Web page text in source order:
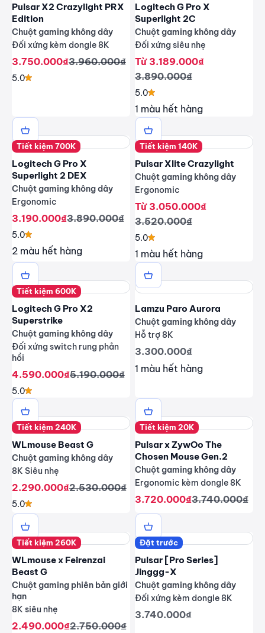
Pulsar X2 Crazylight PRX
Edition
Chuột gaming không dây
Đối xứng kèm dongle 8K
Giá giảm
3.750.000₫Giá thông thường
3.960.000₫
5.0
Logitech G Pro X
Superlight 2C
Chuột gaming không dây
Đối xứng siêu nhẹ
Giá giảm
Từ 3.189.000₫
Giá thông thường
3.890.000₫
5.0
1 màu hết hàng
Tiết kiệm 700K
Logitech G Pro X
Superlight 2 DEX
Chuột gaming không dây
Ergonomic
Giá giảm
3.190.000₫Giá thông thường
3.890.000₫
5.0
2 màu hết hàng
Tiết kiệm 140K
Pulsar Xlite Crazylight
Chuột gaming không dây
Ergonomic
Giá giảm
Từ 3.050.000₫
Giá thông thường
3.520.000₫
5.0
1 màu hết hàng
Tiết kiệm 600K
Logitech G Pro X2
Superstrike
Chuột gaming không dây
Đối xứng switch rung phản
hồi
Giá giảm
4.590.000₫Giá thông thường
5.190.000₫
5.0
Lamzu Paro Aurora
Chuột gaming không dây
Hỗ trợ 8K
Giá giảm
3.300.000₫
1 màu hết hàng
Tiết kiệm 240K
WLmouse Beast G
Chuột gaming không dây
8K Siêu nhẹ
Giá giảm
2.290.000₫Giá thông thường
2.530.000₫
5.0
Tiết kiệm 20K
Pulsar x ZywOo The
Chosen Mouse Gen.2
Chuột gaming không dây
Ergonomic kèm dongle 8K
Giá giảm
3.720.000₫Giá thông
3.740.000₫
Tiết kiệm 260K
WLmouse x Feirenzai
Beast G
Chuột gaming phiên bản giới
hạn
8K siêu nhẹ
Giá giảm
2.490.000₫Giá thông thường
2.750.000₫
Đặt trước
Pulsar [Pro Series]
Jinggg-X
Chuột gaming không dây
Đối xứng kèm dongle 8K
Giá giảm
3.740.000₫